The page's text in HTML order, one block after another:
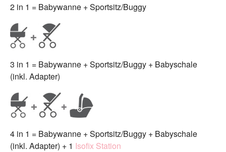
2 in 1 = Babywanne + Sportsitz/Buggy
3 in 1 = Babywanne + Sportsitz/Buggy + Babyschale
(inkl. Adapter)
4 in 1 = Babywanne + Sportsitz/Buggy + Babyschale
(inkl. Adapter) + 1 Isofix Station